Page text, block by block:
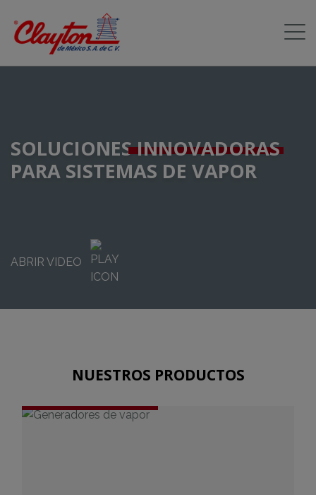
SOLUCIONESINNOVADORAS
PARA SISTEMAS DE VAPOR
ABRIR VIDEO
NUESTROS PRODUCTOS